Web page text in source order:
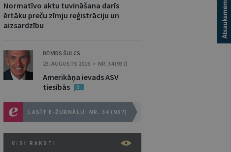
Normatīvo aktu tuvināšana darīs
ērtāku preču zīmju reģistrāciju un
aizsardzību
DEIVIDS ŠULCS
23. AUGUSTS 2016 • NR. 34 (937)
Amerikāņa ievads ASV
tiesībās
5
LASĪT E-ŽURNĀLU: NR. 34 (937)
VISI RAKSTI